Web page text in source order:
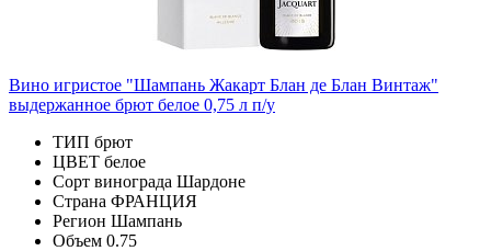
Вино игристое "Шампань Жакарт Блан де Блан Винтаж"
выдержанное брют белое 0,75 л п/у
ТИП брют
ЦВЕТ белое
Сорт винограда Шардоне
Страна ФРАНЦИЯ
Регион Шампань
Объем 0.75